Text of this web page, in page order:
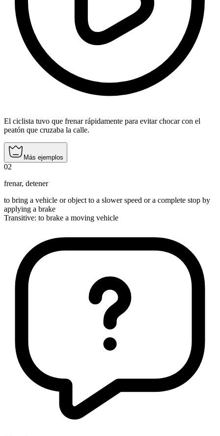
El ciclista tuvo que frenar rápidamente para evitar chocar con el
peatón que cruzaba la calle.
Más ejemplos
02
frenar, detener
to bring a vehicle or object to a slower speed or a complete stop by
applying a brake
Transitive: to brake a moving vehicle